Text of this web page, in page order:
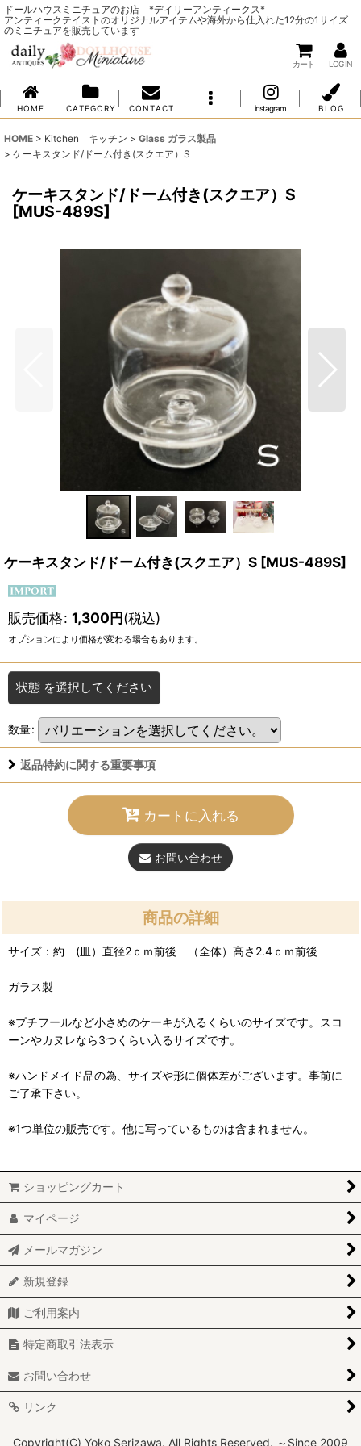
ドールハウスミニチュアのお店 *デイリーアンティークス*
アンティークテイストのオリジナルアイテムや海外から仕入れた12分の1サイズ
のミニチュアを販売しています
カート LOG IN
H O M E C A T E G O R Y C O N T A C T instagram B L O G
HOME > Kitchen キッチン > Glass ガラス製品
> ケーキスタンド/ドーム付き(スクエア）S
ケーキスタンド/ドーム付き(スクエア）S
[MUS-489S]
ケーキスタンド/ドーム付き(スクエア）S [MUS-489S]
販売価格: 1,300円(税込)
オプションにより価格が変わる場合もあります。
状態 を選択してください
数量:
返品特約に関する重要事項
カートに入れる
お問い合わせ
商品の詳細
サイズ：約 (皿）直径2ｃｍ前後 （全体）高さ2.4ｃｍ前後
ガラス製
※プチフールなど小さめのケーキが入るくらいのサイズです。スコ
ーンやカヌレなら3つくらい入るサイズです。
※ハンドメイド品の為、サイズや形に個体差がございます。事前に
ご了承下さい。
※1つ単位の販売です。他に写っているものは含まれません。
ショッピングカート
マイページ
メールマガジン
新規登録
ご利用案内
特定商取引法表示
お問い合わせ
リンク
Copyright(C) Yoko Serizawa. All Rights Reserved. ～Since 2009